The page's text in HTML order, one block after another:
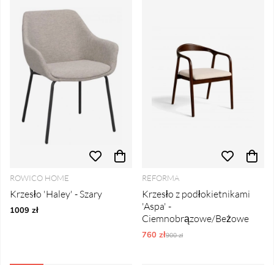
ROWICO HOME
Krzesło 'Haley' - Szary
1009 zł
REFORMA
Krzesło z podłokietnikami
'Aspa' -
Ciemnobrązowe/Beżowe
760 złOrdynarne ceny:
900 zł